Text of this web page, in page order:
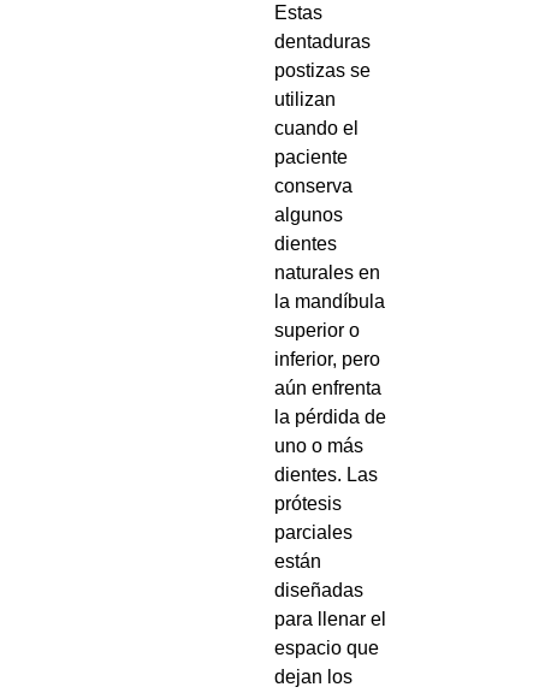
Estas
dentaduras
postizas se
utilizan
cuando el
paciente
conserva
algunos
dientes
naturales en
la mandíbula
superior o
inferior, pero
aún enfrenta
la pérdida de
uno o más
dientes. Las
prótesis
parciales
están
diseñadas
para llenar el
espacio que
dejan los